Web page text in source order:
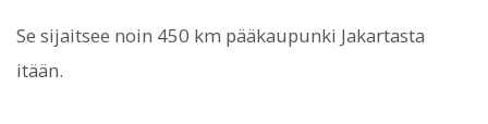
Se sijaitsee noin 450 km pääkaupunki Jakartasta
itään.